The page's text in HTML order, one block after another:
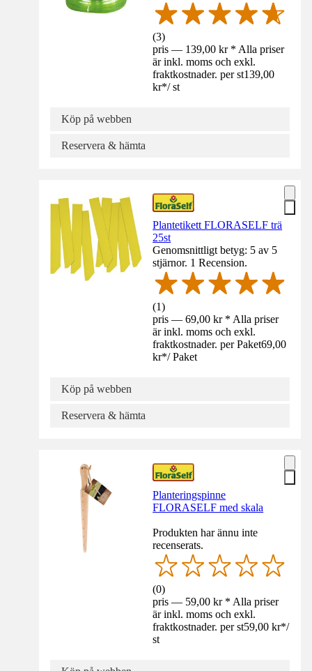
(3)
pris — 139,00 kr * Alla priser
är inkl. moms och exkl.
fraktkostnader. per st139,00
kr*/ st
Köp på webben
Reservera & hämta
Plantetikett FLORASELF trä
25st
Genomsnittligt betyg: 5 av 5
stjärnor. 1 Recension.
(1)
pris — 69,00 kr * Alla priser
är inkl. moms och exkl.
fraktkostnader. per Paket69,00
kr*/ Paket
Köp på webben
Reservera & hämta
Planteringspinne
FLORASELF med skala
Produkten har ännu inte
recenserats.
(0)
pris — 59,00 kr * Alla priser
är inkl. moms och exkl.
fraktkostnader. per st59,00 kr*/
st